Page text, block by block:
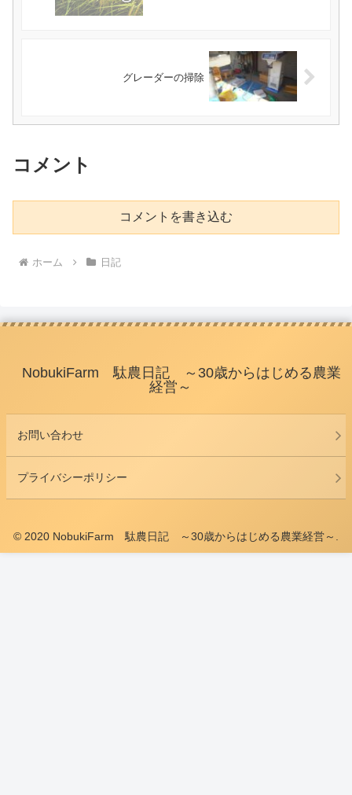
グレーダーの掃除
コメント
コメントを書き込む
ホーム 日記
NobukiFarm 駄農日記 ～30歳からはじめる農業
経営～
お問い合わせ
プライバシーポリシー
© 2020 NobukiFarm 駄農日記 ～30歳からはじめる農業経営～.